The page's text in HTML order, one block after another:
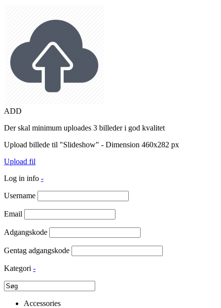
ADD
Der skal minimum uploades 3 billeder i god kvalitet
Upload billede til "Slideshow" - Dimension 460x282 px
Upload fil
Log in info -
Username
Email
Adgangskode
Gentag adgangskode
Kategori -
Accessories